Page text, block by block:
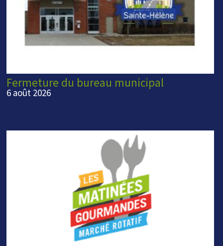
Fermeture du bureau municipal
6 août 2026